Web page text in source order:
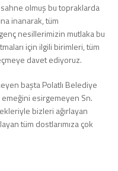
olmuş bu topraklarda
inanarak, tüm
genç nesillerimizin mutlaka bu
için ilgili birimleri, tüm
davet ediyoruz.
başta Polatlı Belediye
emeğini esirgemeyen Sn.
bizleri ağırlayan
tüm dostlarımıza çok